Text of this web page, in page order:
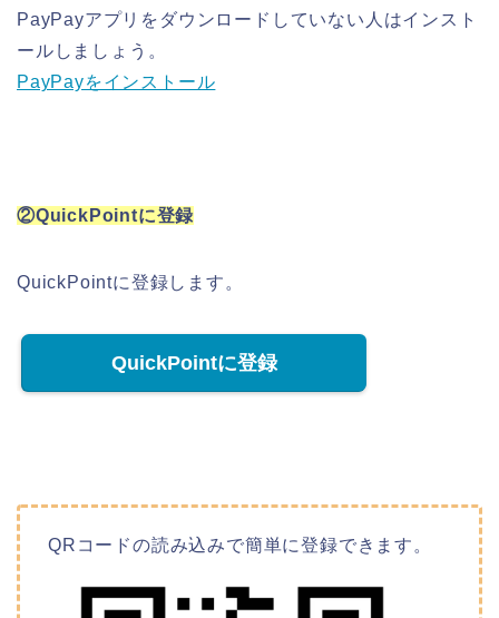
PayPayアプリをダウンロードしていない人はインスト
ールしましょう。
PayPayをインストール
②QuickPointに登録
QuickPointに登録します。
QuickPointに登録
QRコードの読み込みで簡単に登録できます。